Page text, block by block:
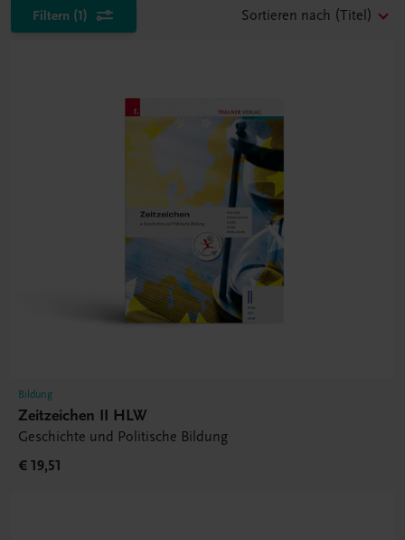
Filtern (1) Sortieren nach (Titel)
Bildung
Zeitzeichen II HLW
Geschichte und Politische Bildung
€ 19,51